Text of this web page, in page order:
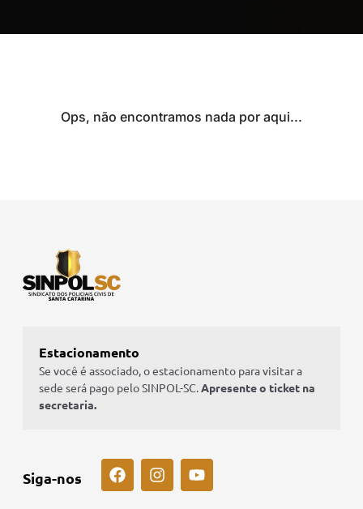
Ops, não encontramos nada por aqui...
Estacionamento
Se você é associado, o estacionamento para visitar a
sede será pago pelo SINPOL-SC.Apresente o ticket na
secretaria.
Siga-nos